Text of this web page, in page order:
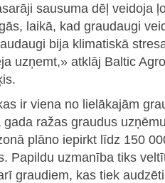
sausuma dēļ veidoja
laikā, kad graudaugi
bija klimatiskā
uzņemt,» atklāj Baltic
ir viena no lielākajām
ražas graudus
plāno iepirkt līdz 150
Papildu uzmanība tiks
graudiem, kas tiek